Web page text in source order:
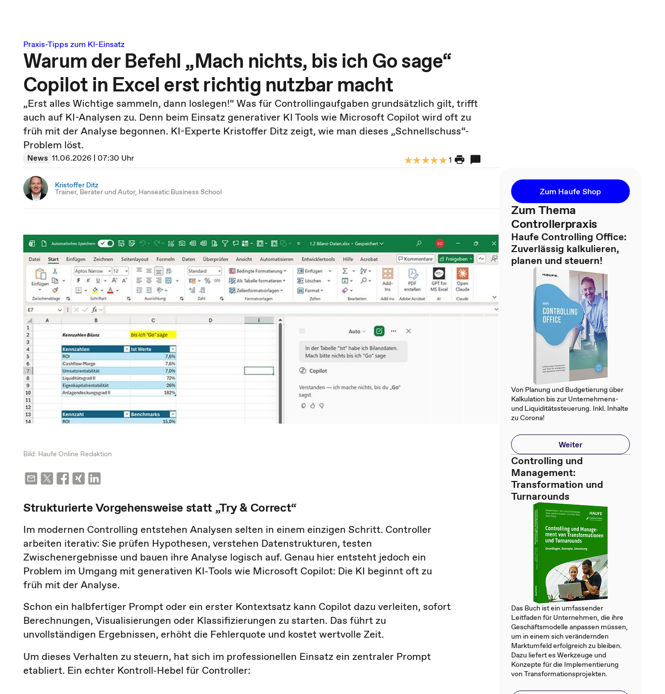
Praxis-Tipps zum KI-Einsatz
Warum der Befehl „Mach nichts, bis ich Go sage“
Copilot in Excel erst richtig nutzbar macht
„Erst alles Wichtige sammeln, dann loslegen!“ Was für Controllingaufgaben grundsätzlich gilt, trifft
auch auf KI-Analysen zu. Denn beim Einsatz generativer KI Tools wie Microsoft Copilot wird oft zu
früh mit der Analyse begonnen. KI-Experte Kristoffer Ditz zeigt, wie man dieses „Schnellschuss“-
Problem löst.
News 11.06.2026 | 07:30 Uhr 1
Kristoffer Ditz
Trainer, Berater und Autor, Hanseatic Business School
Bild: Haufe Online Redaktion
Strukturierte Vorgehensweise statt „Try & Correct“
Im modernen Controlling entstehen Analysen selten in einem einzigen Schritt. Controller
arbeiten iterativ: Sie prüfen Hypothesen, verstehen Datenstrukturen, testen
Zwischenergebnisse und bauen ihre Analyse logisch auf. Genau hier entsteht jedoch ein
Problem im Umgang mit generativen KI‑Tools wie Microsoft Copilot: Die KI beginnt oft zu
früh mit der Analyse.
Schon ein halbfertiger Prompt oder ein erster Kontextsatz kann Copilot dazu verleiten, sofort
Berechnungen, Visualisierungen oder Klassifizierungen zu starten. Das führt zu
unvollständigen Ergebnissen, erhöht die Fehlerquote und kostet wertvolle Zeit.
Um dieses Verhalten zu steuern, hat sich im professionellen Einsatz ein zentraler Prompt
etabliert. Ein echter Kontroll‑Hebel für Controller:
Zum Haufe Shop
Zum Thema
Controllerpraxis
Haufe Controlling Office:
Zuverlässig kalkulieren,
planen und steuern!
Von Planung und Budgetierung über
Kalkulation bis zur Unternehmens-
und Liquiditätssteuerung. Inkl. Inhalte
zu Corona!
Weiter
Controlling und
Management:
Transformation und
Turnarounds
Das Buch ist ein umfassender
Leitfaden für Unternehmen, die ihre
Geschäftsmodelle anpassen müssen,
um in einem sich verändernden
Marktumfeld erfolgreich zu bleiben.
Dazu liefert es Werkzeuge und
Konzepte für die Implementierung
von Transformationsprojekten.